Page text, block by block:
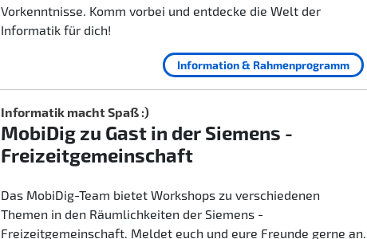
Vorkenntnisse. Komm vorbei und entdecke die Welt der
Informatik für dich!
Information & Rahmenprogramm
Informatik macht Spaß :)
MobiDig zu Gast in der Siemens -
Freizeitgemeinschaft
Das MobiDig-Team bietet Workshops zu verschiedenen
Themen in den Räumlichkeiten der Siemens -
Freizeitgemeinschaft. Meldet euch und eure Freunde gerne an.